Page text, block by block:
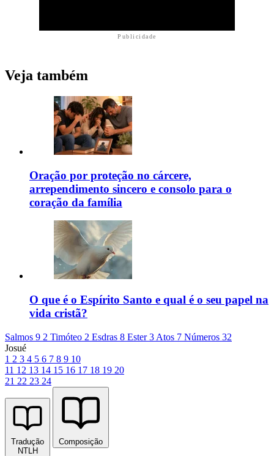
Publicidade
Veja também
Oração por proteção no cárcere,
arrependimento sincero e consolo para o
coração da família
O que é o Espírito Santo e qual é o seu papel na
vida cristã?
Salmos 9 2 Timóteo 2 Esdras 8 Ester 3 Atos 7 Números 32
Josué
1 2 3 4 5 6 7 8 9 10
11 12 13 14 15 16 17 18 19 20
21 22 23 24
Tradução
NTLH
Composição